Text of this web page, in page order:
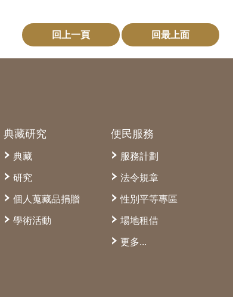
回上一頁 回最上面
典藏研究
典藏
研究
個人蒐藏品捐贈
學術活動
便民服務
服務計劃
法令規章
性別平等專區
場地租借
更多...